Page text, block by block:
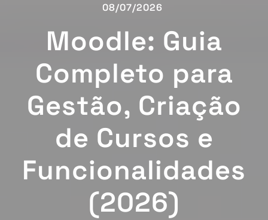
08/07/2026
Moodle: Guia
Completo para
Gestão, Criação
de Cursos e
Funcionalidades
(2026)